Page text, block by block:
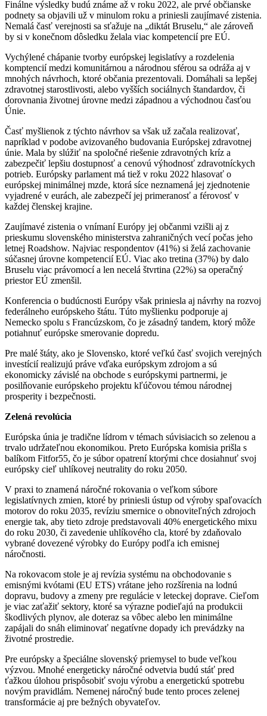
Finálne výsledky budú známe až v roku 2022, ale prvé občianske
podnety sa objavili už v minulom roku a priniesli zaujímavé zistenia.
Nemalá časť verejnosti sa sťažuje na „diktát Bruselu,“ ale zároveň
by si v konečnom dôsledku želala viac kompetencií pre EÚ.
Vychýlené chápanie tvorby európskej legislatívy a rozdelenia
komptencií medzi komunitárnou a národnou sférou sa odráža aj v
mnohých návrhoch, ktoré občania prezentovali. Domáhali sa lepšej
zdravotnej starostlivosti, alebo vyšších sociálnych štandardov, či
dorovnania životnej úrovne medzi západnou a východnou časťou
Únie.
Časť myšlienok z týchto návrhov sa však už začala realizovať,
napríklad v podobe avizovaného budovania Európskej zdravotnej
únie. Mala by slúžiť na spoločné riešenie zdravotných kríz a
zabezpečiť lepšiu dostupnosť a cenovú výhodnosť zdravotníckych
potrieb. Európsky parlament má tiež v roku 2022 hlasovať o
európskej minimálnej mzde, ktorá síce neznamená jej zjednotenie
vyjadrené v eurách, ale zabezpečí jej primeranosť a férovosť v
každej členskej krajine.
Zaujímavé zistenia o vnímaní Európy jej občanmi vzišli aj z
prieskumu slovenského ministerstva zahraničných vecí počas jeho
letnej Roadshow. Najviac respondentov (41%) si želá zachovanie
súčasnej úrovne kompetencií EÚ. Viac ako tretina (37%) by dalo
Bruselu viac právomocí a len necelá štvrtina (22%) sa operačný
priestor EÚ zmenšil.
Konferencia o budúcnosti Európy však priniesla aj návrhy na rozvoj
federálneho európskeho štátu. Túto myšlienku podporuje aj
Nemecko spolu s Francúzskom, čo je zásadný tandem, ktorý môže
potiahnuť európske smerovanie dopredu.
Pre malé štáty, ako je Slovensko, ktoré veľkú časť svojich verejných
investícií realizujú práve vďaka európskym zdrojom a sú
ekonomicky závislé na obchode s európskymi partnermi, je
posilňovanie európskeho projektu kľúčovou témou národnej
prosperity i bezpečnosti.
Zelená revolúcia
Európska únia je tradične lídrom v témach súvisiacich so zelenou a
trvalo udržateľnou ekonomikou. Preto Európska komisia prišla s
balíkom Fitfor55, čo je súbor opatrení ktorými chce dosiahnuť svoj
európsky cieľ uhlíkovej neutrality do roku 2050.
V praxi to znamená náročné rokovania o veľkom súbore
legislatívnych zmien, ktoré by priniesli ústup od výroby spaľovacích
motorov do roku 2035, revíziu smernice o obnoviteľných zdrojoch
energie tak, aby tieto zdroje predstavovali 40% energetického mixu
do roku 2030, či zavedenie uhlíkového cla, ktoré by zdaňovalo
vybrané dovezené výrobky do Európy podľa ich emisnej
náročnosti.
Na rokovacom stole je aj revízia systému na obchodovanie s
emisnými kvótami (EU ETS) vrátane jeho rozšírenia na lodnú
dopravu, budovy a zmeny pre regulácie v leteckej doprave. Cieľom
je viac zaťažiť sektory, ktoré sa výrazne podieľajú na produkcii
škodlivých plynov, ale doteraz sa vôbec alebo len minimálne
zapájali do snáh eliminovať negatívne dopady ich prevádzky na
životné prostredie.
Pre európsky a špeciálne slovenský priemysel to bude veľkou
výzvou. Mnohé energeticky náročné odvetvia budú stáť pred
ťažkou úlohou prispôsobiť svoju výrobu a energetickú spotrebu
novým pravidlám. Nemenej náročný bude tento proces zelenej
transformácie aj pre bežných obyvateľov.